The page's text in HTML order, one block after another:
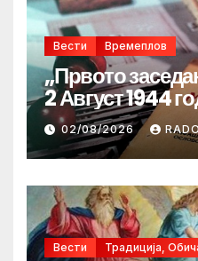
Вести Времеплов
„Првото
2 Август 1944
02/08/2026
Вести Традиција,